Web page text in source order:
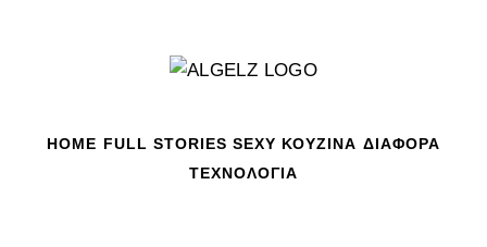
HOME FULL STORIES SEXY ΚΟΥΖΙΝΑ ΔΙΑΦΟΡΑ
ΤΕΧΝΟΛΟΓΙΑ